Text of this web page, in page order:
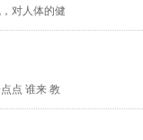
对人体的健
点 谁来 教